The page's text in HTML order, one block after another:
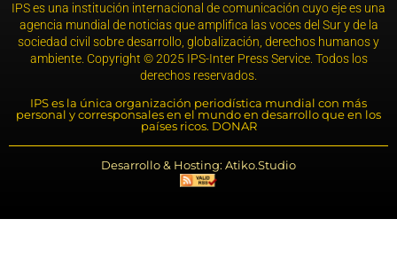
IPS es una institución internacional de comunicación cuyo eje es una
agencia mundial de noticias que amplifica las voces del Sur y de la
sociedad civil sobre desarrollo, globalización, derechos humanos y
ambiente. Copyright © 2025 IPS-Inter Press Service. Todos los
derechos reservados.
IPS es la única organización periodística mundial con más
personal y corresponsales en el mundo en desarrollo que en los
países ricos. DONAR
Desarrollo & Hosting: Atiko.Studio